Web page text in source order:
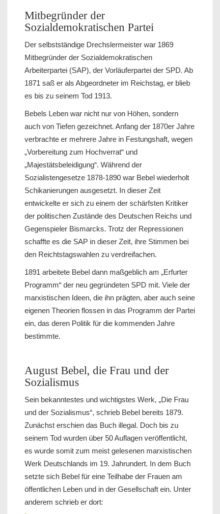
Mitbegründer der
Sozialdemokratischen Partei
Der selbstständige Drechslermeister war 1869
Mitbegründer der Sozialdemokratischen
Arbeiterpartei (SAP), der Vorläuferpartei der SPD. Ab
1871 saß er als Abgeordneter im Reichstag, er blieb
es bis zu seinem Tod 1913.
Bebels Leben war nicht nur von Höhen, sondern
auch von Tiefen gezeichnet. Anfang der 1870er Jahre
verbrachte er mehrere Jahre in Festungshaft, wegen
„Vorbereitung zum Hochverrat“ und
„Majestätsbeleidigung“. Während der
Sozialistengesetze 1878-1890 war Bebel wiederholt
Schikanierungen ausgesetzt. In dieser Zeit
entwickelte er sich zu einem der schärfsten Kritiker
der politischen Zustände des Deutschen Reichs und
Gegenspieler Bismarcks. Trotz der Repressionen
schaffte es die SAP in dieser Zeit, ihre Stimmen bei
den Reichtstagswahlen zu verdreifachen.
1891 arbeitete Bebel dann maßgeblich am „Erfurter
Programm“ der neu gegründeten SPD mit. Viele der
marxistischen Ideen, die ihn prägten, aber auch seine
eigenen Theorien flossen in das Programm der Partei
ein, das deren Politik für die kommenden Jahre
bestimmte.
August Bebel, die Frau und der
Sozialismus
Sein bekanntestes und wichtigstes Werk, „Die Frau
und der Sozialismus“, schrieb Bebel bereits 1879.
Zunächst erschien das Buch illegal. Doch bis zu
seinem Tod wurden über 50 Auflagen veröffentlicht,
es wurde somit zum meist gelesenen marxistischen
Werk Deutschlands im 19. Jahrundert. In dem Buch
setzte sich Bebel für eine Teilhabe der Frauen am
öffentlichen Leben und in der Gesellschaft ein. Unter
anderem schrieb er dort: